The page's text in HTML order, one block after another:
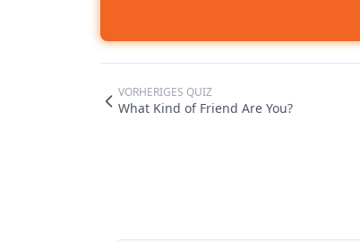
VORHERIGES QUIZ
What Kind of Friend Are You?